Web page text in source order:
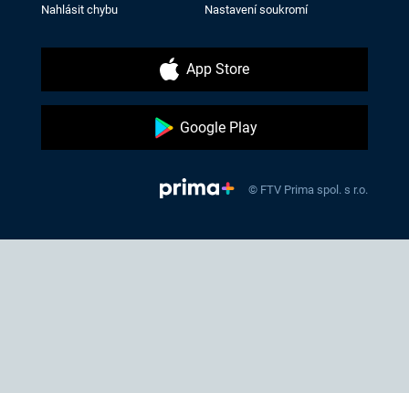
Nahlásit chybu Nastavení soukromí
App Store
Google Play
© FTV Prima spol. s r.o.